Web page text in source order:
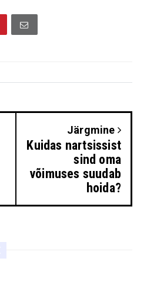
Järgmine
Kuidas nartsissist
sind oma
võimuses suudab
hoida?